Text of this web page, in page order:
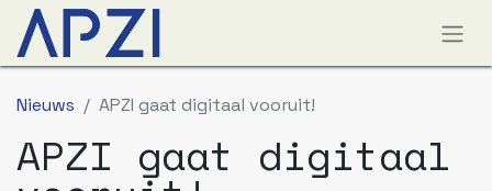
Nieuws APZI gaat digitaal vooruit!
APZI gaat digitaal